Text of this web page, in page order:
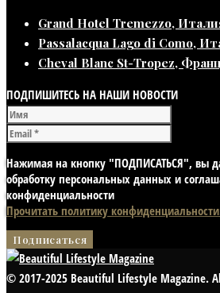
Grand Hotel Tremezzo,
Passalacqua Lago di Como,
Cheval Blanc St-Tropez,
ПОДПИШИТЕСЬ НА НАШИ НОВОСТИ
Нажимая на кнопку "ПОДПИСАТЬСЯ", вы
обработку персональных данных и
конфиденциальности
Прочитать политику
© 2017-2025 Beautiful Lifestyle Magazine.